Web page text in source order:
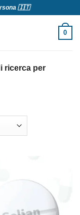
🇮🇹
0
ricerca per